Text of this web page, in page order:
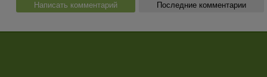
Написать комментарий Последние комментарии